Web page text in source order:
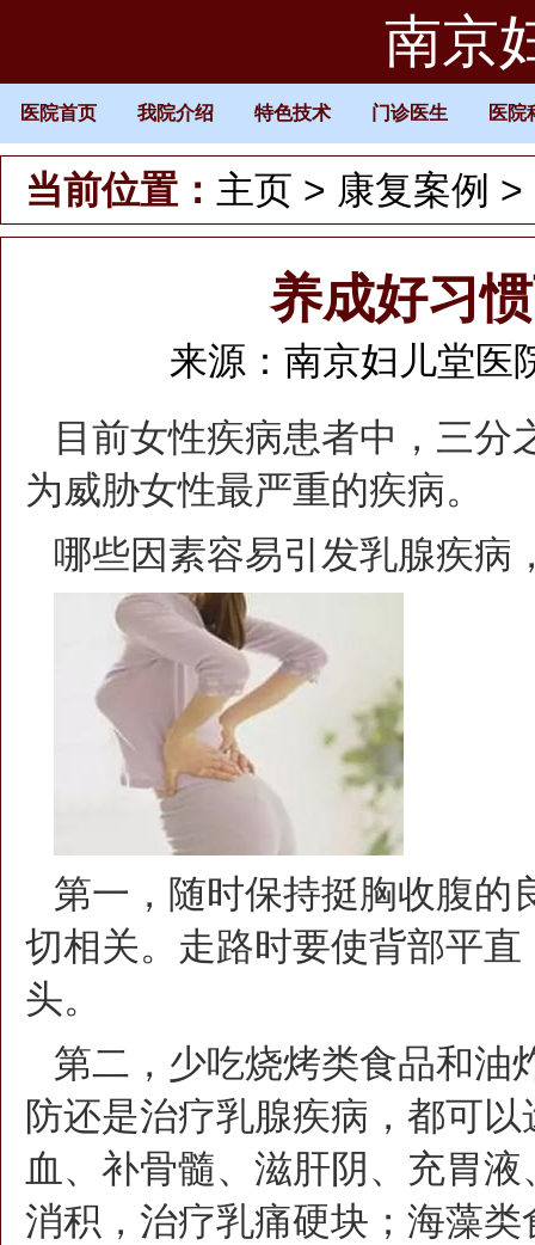
南京
医院首页 我院介绍 特色技术 门诊医生 医院
当前位置： 主页 > 康复案例 >
养成好习
来源：南京妇儿堂医
目前女性疾病患者中，三
为威胁女性最严重的疾病。
哪些因素容易引发乳腺疾
第一，随时保持挺胸收腹的
切相关。走路时要使背部平
头。
第二，少吃烧烤类食品和油
防还是治疗乳腺疾病，都可
血、补骨髓、滋肝阴、充胃
消积，治疗乳痛硬块；海藻